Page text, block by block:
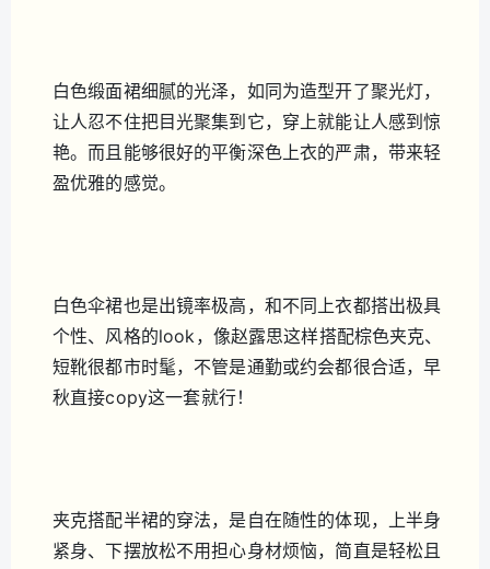
白色缎面裙细腻的光泽，如同为造型开了聚光灯，
让人忍不住把目光聚集到它，穿上就能让人感到惊
艳。而且能够很好的平衡深色上衣的严肃，带来轻
盈优雅的感觉。
白色伞裙也是出镜率极高，和不同上衣都搭出极具
个性、风格的look，像赵露思这样搭配棕色夹克、
短靴很都市时髦，不管是通勤或约会都很合适，早
秋直接copy这一套就行！
夹克搭配半裙的穿法，是自在随性的体现，上半身
紧身、下摆放松不用担心身材烦恼，简直是轻松且